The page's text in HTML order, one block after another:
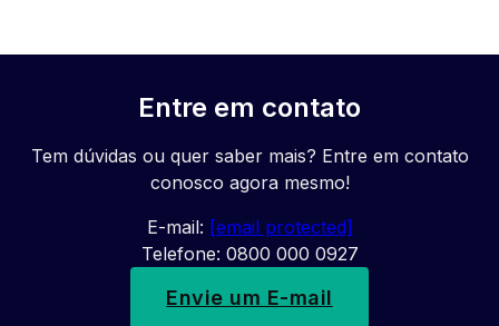
Entre em contato
Tem dúvidas ou quer saber mais? Entre em contato
conosco agora mesmo!
E-mail: [email protected]
Telefone: 0800 000 0927
Envie um E-mail